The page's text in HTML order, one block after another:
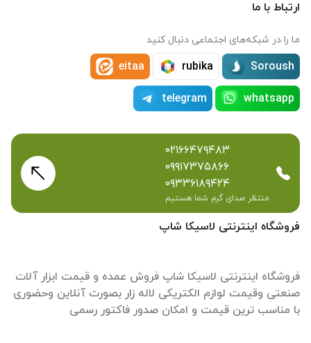
فروشگاه اینترنتی لاسیکا شاپ
فروشگاه اینترنتی لاسیکا شاپ فروش عمده و قیمت ابزار آلات
صنعتی وقیمت لوازم الکتریکی لاله زار بصورت آنلاین وحضوری
با مناسب ترین قیمت و امکان صدور فاکتور رسمی
ارتباط با ما
ما را در شبکه‌های اجتماعی دنبال کنید
Soroush
rubika
eitaa
whatsapp
telegram
۰۲۱۶۶۴۷۹۴۸۳
۰۹۹۱۷۳۷۵۸۶۶
۰۹۳۳۶۱۸۹۴۲۴
منتظر صدای گرم شما هستیم